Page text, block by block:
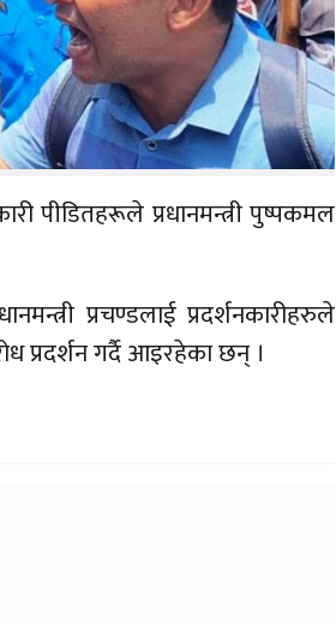
पीडितहरूले प्रधानमन्त्री पुष्पकमल
प्रचण्डलाई प्रदर्शनकारीहरुले
प्रदर्शन गर्दै आइरहेका छन् ।